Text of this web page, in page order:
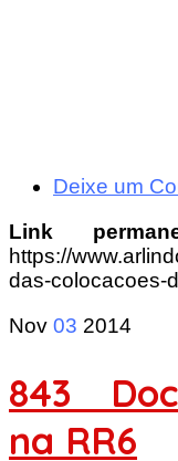
Deixe um
Link
https://
das-colocacoes-
Nov 03 2014
843
na RR6